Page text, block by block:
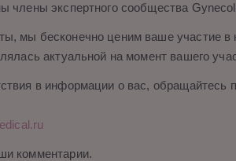
члены экспертного сообщества
мы бесконечно ценим ваше участие
актуальной на момент вашего
в информации о вас, обращайтесь
комментарии.